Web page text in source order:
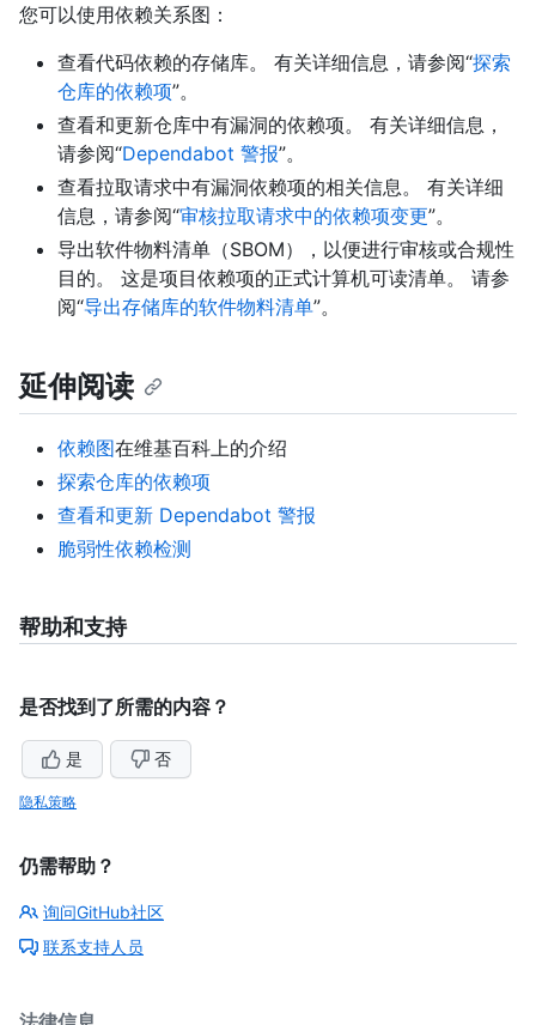
您可以使用依赖关系图：
查看代码依赖的存储库。 有关详细信息，请参阅“探索
仓库的依赖项”。
查看和更新仓库中有漏洞的依赖项。 有关详细信息，
请参阅“Dependabot 警报”。
查看拉取请求中有漏洞依赖项的相关信息。 有关详细
信息，请参阅“审核拉取请求中的依赖项变更”。
导出软件物料清单（SBOM），以便进行审核或合规性
目的。 这是项目依赖项的正式计算机可读清单。 请参
阅“导出存储库的软件物料清单”。
延伸阅读
依赖图在维基百科上的介绍
探索仓库的依赖项
查看和更新 Dependabot 警报
脆弱性依赖检测
帮助和支持
是否找到了所需的内容？
是 否
隐私策略
仍需帮助？
询问GitHub社区
联系支持人员